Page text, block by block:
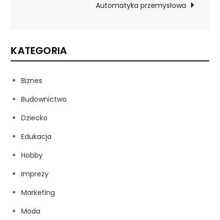
Automatyka przemysłowa
KATEGORIA
Biznes
Budownictwo
Dziecko
Edukacja
Hobby
Imprezy
Marketing
Moda